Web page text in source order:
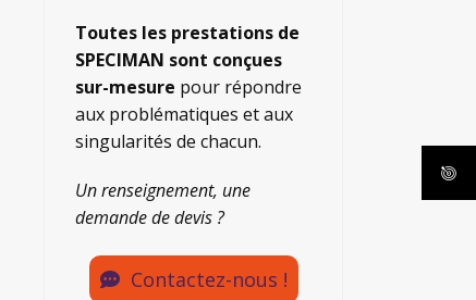
Toutes les prestations de
SPECIMAN sont conçues
sur-mesure pour répondre
aux problématiques et aux
singularités de chacun.
Un renseignement, une
demande de devis ?
Contactez-nous !